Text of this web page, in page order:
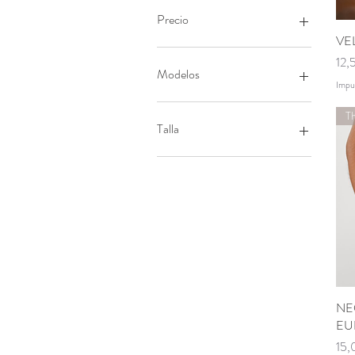
Precio
4 €
Modelos
Flor dehesa
Grullas
Talla
ADULTO